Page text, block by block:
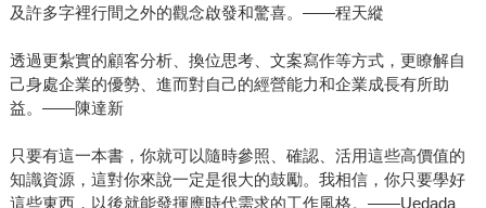
及許多字裡行間之外的觀念啟發和驚喜。――程天縱
透過更紮實的顧客分析、換位思考、文案寫作等方式，更瞭解自
己身處企業的優勢、進而對自己的經營能力和企業成長有所助
益。――陳達新
只要有這一本書，你就可以隨時參照、確認、活用這些高價值的
知識資源，這對你來說一定是很大的鼓勵。我相信，你只要學好
這些東西，以後就能發揮應時代需求的工作風格。――Uedada